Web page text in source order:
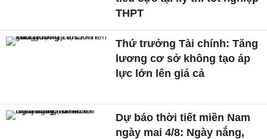
THPT
Thứ trưởng Tài chính: Tăng
lương cơ sở không tạo áp
lực lớn lên giá cả
Dự báo thời tiết miền Nam
ngày mai 4/8: Ngày nắng,